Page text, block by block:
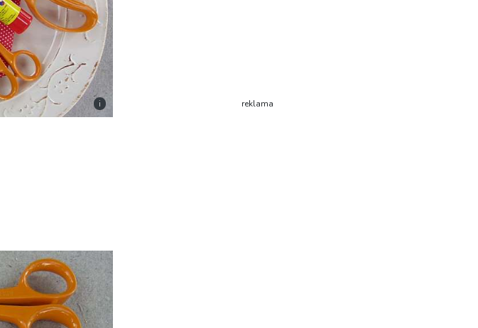
i
reklama